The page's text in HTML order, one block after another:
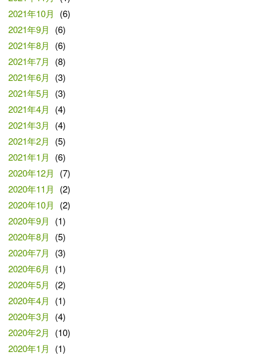
2021年10月
(6)
2021年9月
(6)
2021年8月
(6)
2021年7月
(8)
2021年6月
(3)
2021年5月
(3)
2021年4月
(4)
2021年3月
(4)
2021年2月
(5)
2021年1月
(6)
2020年12月
(7)
2020年11月
(2)
2020年10月
(2)
2020年9月
(1)
2020年8月
(5)
2020年7月
(3)
2020年6月
(1)
2020年5月
(2)
2020年4月
(1)
2020年3月
(4)
2020年2月
(10)
2020年1月
(1)